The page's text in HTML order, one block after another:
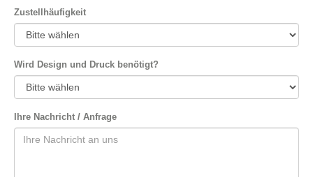
Zustellhäufigkeit
Wird Design und Druck benötigt?
Ihre Nachricht / Anfrage